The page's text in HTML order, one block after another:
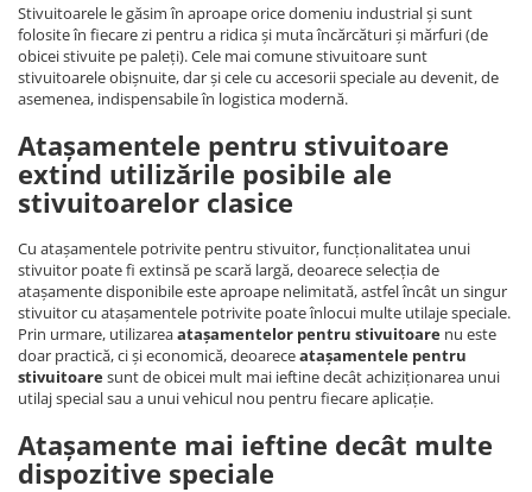
Stivuitoarele le găsim în aproape orice domeniu industrial și sunt
folosite în fiecare zi pentru a ridica și muta încărcături și mărfuri (de
obicei stivuite pe paleți). Cele mai comune stivuitoare sunt
stivuitoarele obișnuite, dar și cele cu accesorii speciale au devenit, de
asemenea, indispensabile în logistica modernă.
Atașamentele pentru stivuitoare
extind utilizările posibile ale
stivuitoarelor clasice
Cu atașamentele potrivite pentru stivuitor, funcționalitatea unui
stivuitor poate fi extinsă pe scară largă, deoarece selecția de
atașamente disponibile este aproape nelimitată, astfel încât un singur
stivuitor cu atașamentele potrivite poate înlocui multe utilaje speciale.
Prin urmare, utilizareaatașamentelor pentru stivuitoare nu este
doar practică, ci și economică, deoareceatașamentele pentru
stivuitoaresunt de obicei mult mai ieftine decât achiziționarea unui
utilaj special sau a unui vehicul nou pentru fiecare aplicație.
Atașamente mai ieftine decât multe
dispozitive speciale